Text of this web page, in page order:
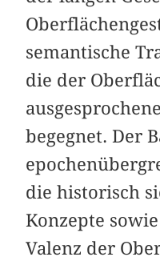
semantische
die der
begegnet. Der
die historisch
Konzepte
Valenz der